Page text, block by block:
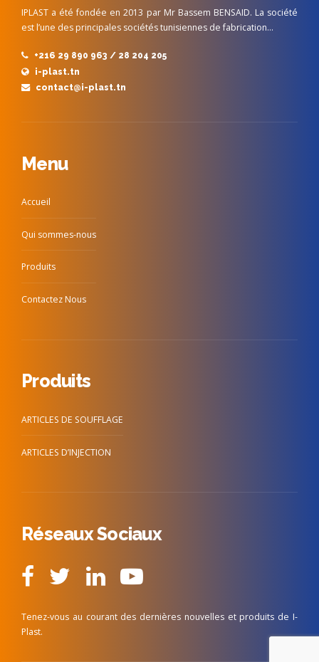
IPLAST a été fondée en 2013 par Mr Bassem BENSAID. La société
est l’une des principales sociétés tunisiennes de fabrication…
+216 29 890 963 / 28 204 205
i-plast.tn
contact@i-plast.tn
Menu
Accueil
Qui sommes-nous
Produits
Contactez Nous
Produits
ARTICLES DE SOUFFLAGE
ARTICLES D’INJECTION
Réseaux Sociaux
Tenez-vous au courant des dernières nouvelles et produits de I-
Plast.